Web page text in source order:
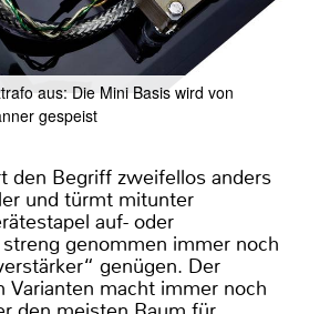
aus: Die Mini Basis wird von
gespeist
den Begriff zweifellos anders
und türmt mitunter
auf- oder
genommen immer noch
genügen. Der
Varianten macht immer noch